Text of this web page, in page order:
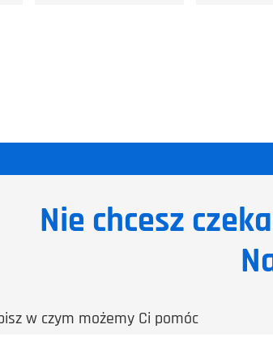
Nie chcesz
w czym możemy Ci pomóc